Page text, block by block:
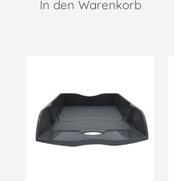
In den Warenkorb